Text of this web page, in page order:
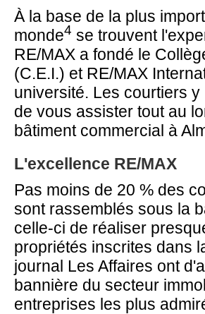
À la base de la plus
monde4 se trouvent
RE/MAX a fondé le
(C.E.I.) et RE/MAX
université. Les courtiers
de vous assister tout au
bâtiment commercial à
L'excellence RE/MAX
Pas moins de 20 % des
sont rassemblés sous la
celle-ci de réaliser
propriétés inscrites dans
journal Les Affaires ont
bannière du secteur
entreprises les plus